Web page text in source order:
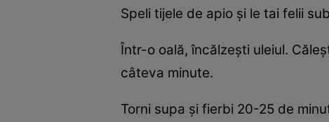
Speli tijele de apio și le tai felii
Într-o oală, încălzești uleiul.
câteva minute.
Torni supa și fierbi 20-25 de